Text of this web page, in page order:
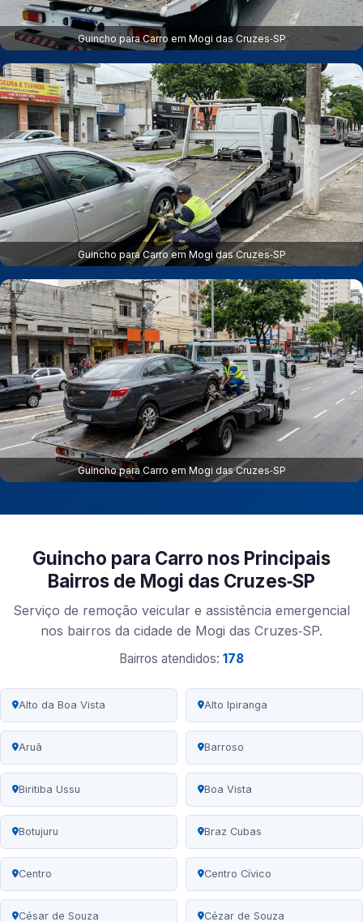
Guincho para Carro em Mogi das Cruzes‑SP
Guincho para Carro em Mogi das Cruzes‑SP
Guincho para Carro em Mogi das Cruzes‑SP
Guincho para Carro nos Principais
Bairros de Mogi das Cruzes‑SP
Serviço de remoção veicular e assistência emergencial
nos bairros da cidade de Mogi das Cruzes‑SP.
Bairros atendidos: 178
Alto da Boa Vista Alto Ipiranga
Aruã Barroso
Biritiba Ussu Boa Vista
Botujuru Braz Cubas
Centro Centro Cívico
César de Souza Cézar de Souza